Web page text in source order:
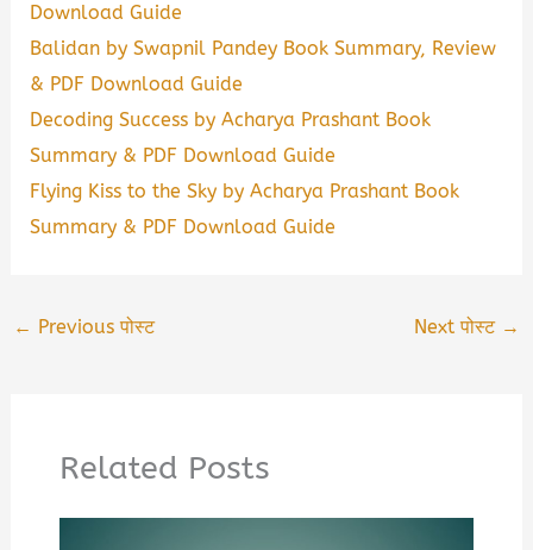
Download Guide
Balidan by Swapnil Pandey Book Summary, Review
& PDF Download Guide
Decoding Success by Acharya Prashant Book
Summary & PDF Download Guide
Flying Kiss to the Sky by Acharya Prashant Book
Summary & PDF Download Guide
← Previous पोस्ट Next पोस्ट →
Related Posts